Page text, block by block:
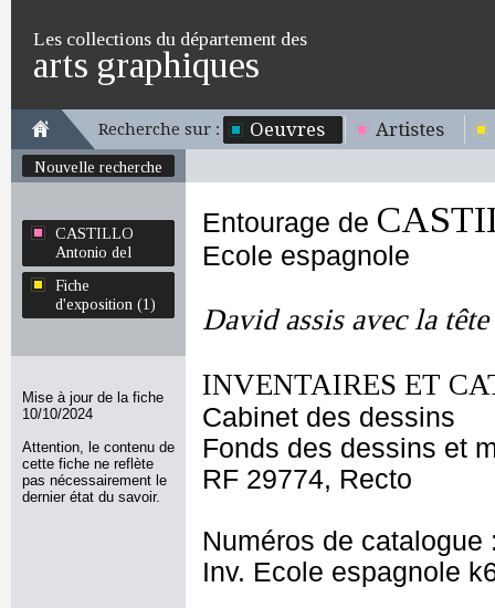
Les collections du département des
arts graphiques
Recherche sur : Oeuvres Artistes
Nouvelle recherche
CASTILLO
Antonio del
Fiche
d'exposition (1)
Mise à jour de la fiche
10/10/2024
Attention, le contenu de
cette fiche ne reflète
pas nécessairement le
dernier état du savoir.
Entourage de
Ecole espagnole
David assis avec la
INVENTAIRES ET
Cabinet des dessins
Fonds des dessins et
RF 29774, Recto
Numéros de catalogue
Inv. Ecole espagnole